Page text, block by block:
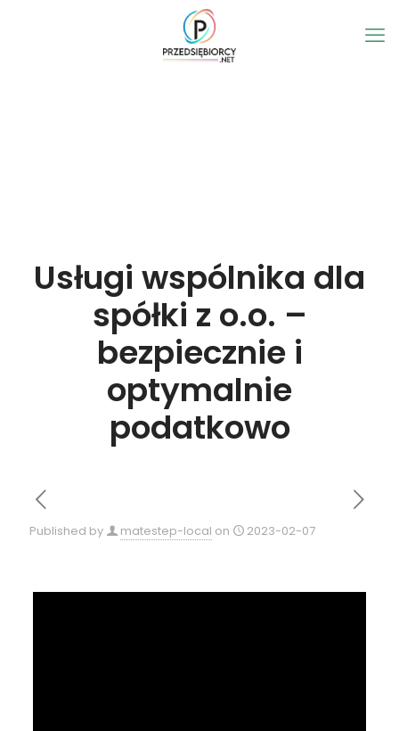
Usługi wspólnika dla
spółki z o.o. –
bezpiecznie i
optymalnie
podatkowo
Published by matestep-local on 2023-02-07